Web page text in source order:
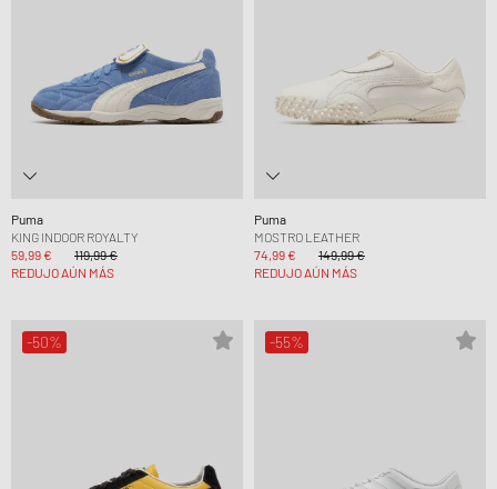
Puma
KING INDOOR ROYALTY
59,99 €
119,99 €
REDUJO AÚN MÁS
Puma
MOSTRO LEATHER
74,99 €
149,99 €
REDUJO AÚN MÁS
-50% -55%